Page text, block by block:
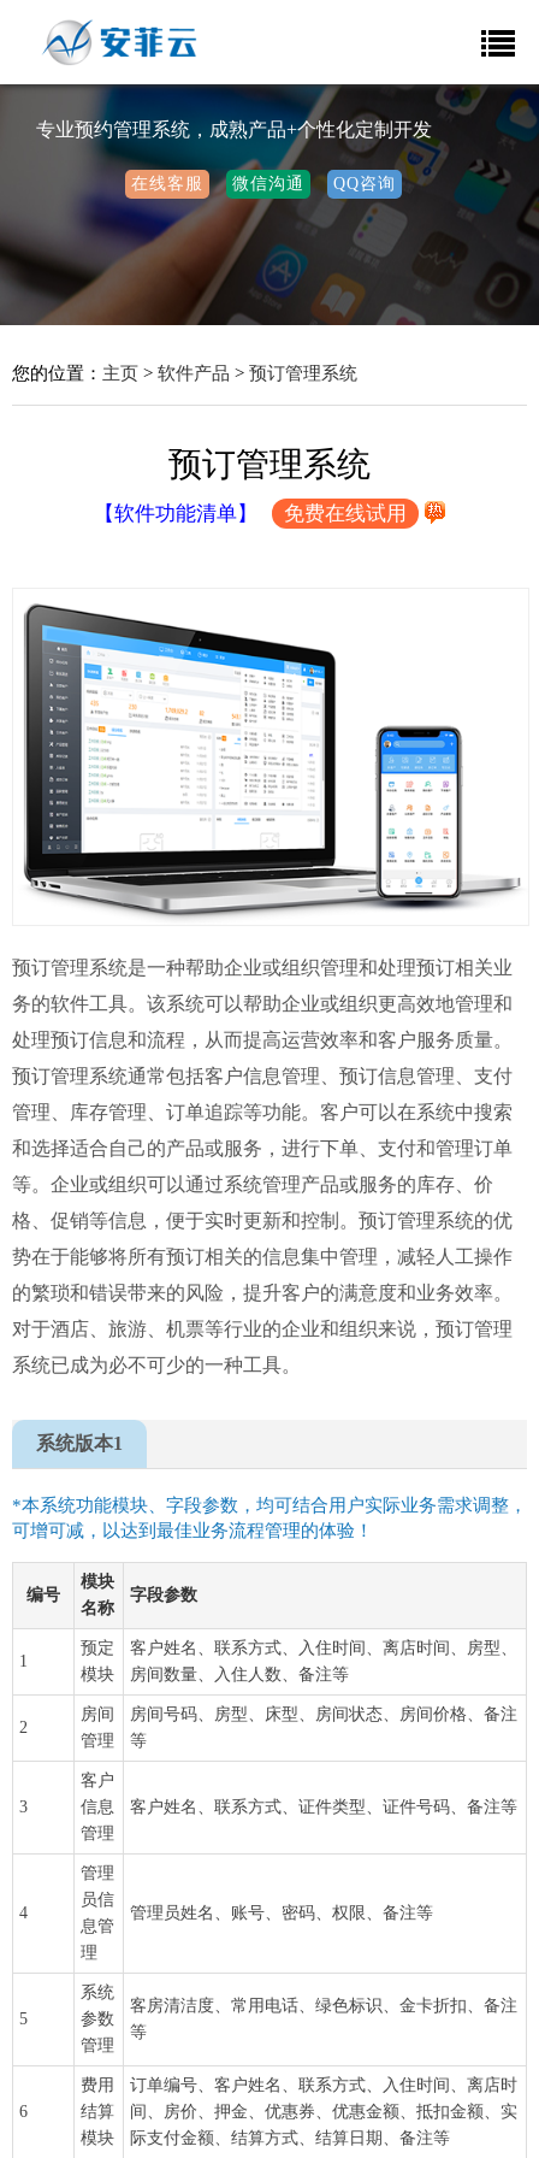
专业预约管理系统，成熟产品+个性化定制开发
在线客服 微信沟通 QQ咨询
您的位置： 主页 > 软件产品 > 预订管理系统
预订管理系统
【软件功能清单】 免费在线试用
预订管理系统是一种帮助企业或组织管理和处理预订相关业
务的软件工具。该系统可以帮助企业或组织更高效地管理和
处理预订信息和流程，从而提高运营效率和客户服务质量。
预订管理系统通常包括客户信息管理、预订信息管理、支付
管理、库存管理、订单追踪等功能。客户可以在系统中搜索
和选择适合自己的产品或服务，进行下单、支付和管理订单
等。企业或组织可以通过系统管理产品或服务的库存、价
格、促销等信息，便于实时更新和控制。预订管理系统的优
势在于能够将所有预订相关的信息集中管理，减轻人工操作
的繁琐和错误带来的风险，提升客户的满意度和业务效率。
对于酒店、旅游、机票等行业的企业和组织来说，预订管理
系统已成为必不可少的一种工具。
系统版本1
*本系统功能模块、字段参数，均可结合用户实际业务需求调整，
可增可减，以达到最佳业务流程管理的体验！
编号
模块
名称
字段参数
1
预定
模块
客户姓名、联系方式、入住时间、离店时间、房型、
房间数量、入住人数、备注等
2
房间
管理
房间号码、房型、床型、房间状态、房间价格、备注
等
3
客户
信息
管理
客户姓名、联系方式、证件类型、证件号码、备注等
4
管理
员信
息管
理
管理员姓名、账号、密码、权限、备注等
5
系统
参数
管理
客房清洁度、常用电话、绿色标识、金卡折扣、备注
等
6
费用
结算
模块
订单编号、客户姓名、联系方式、入住时间、离店时
间、房价、押金、优惠券、优惠金额、抵扣金额、实
际支付金额、结算方式、结算日期、备注等